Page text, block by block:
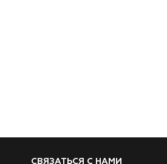
СВЯЗАТЬСЯ С НАМИ